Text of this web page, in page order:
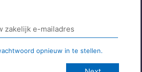
opnieuw in te stellen.